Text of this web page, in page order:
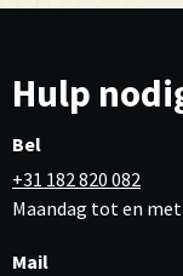
Hulp
Bel
+31 182 820 082
Maandag tot en
Mail